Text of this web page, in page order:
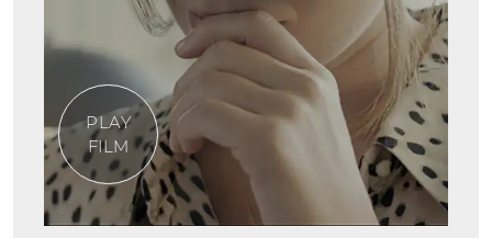
PLAY
FILM